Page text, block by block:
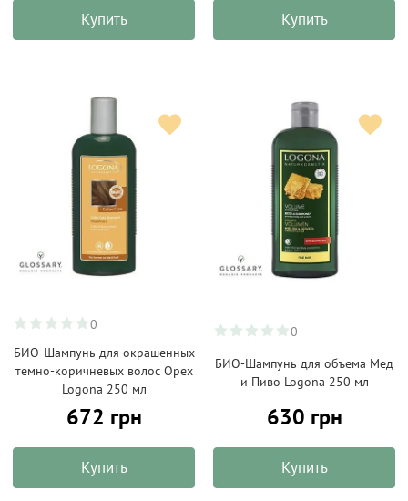
Купить Купить
0
БИО-Шампунь для окрашенных
темно-коричневых волос Орех
Logona 250 мл
672 грн
Купить
0
БИО-Шампунь для объема Мед
и Пиво Logona 250 мл
630 грн
Купить